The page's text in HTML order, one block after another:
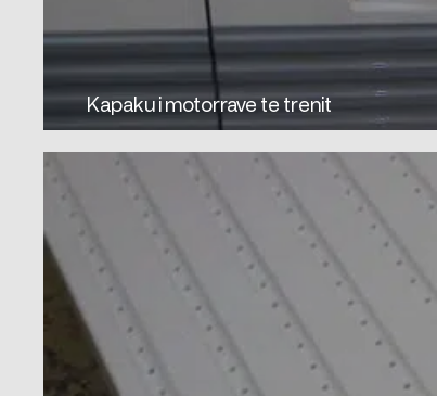
Kapaku i motorrave te trenit